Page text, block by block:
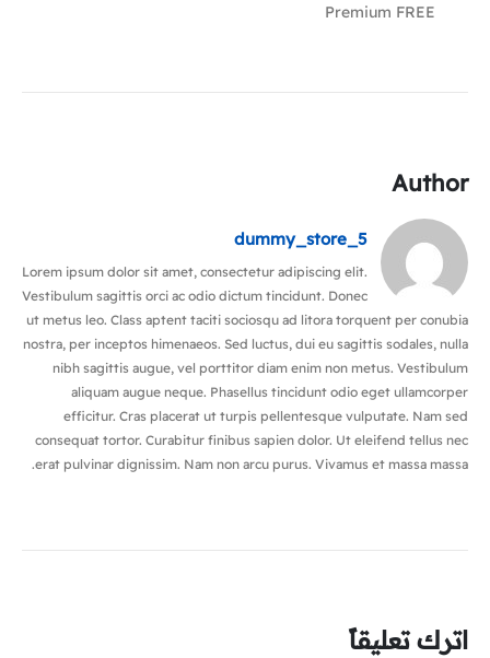
Premium FREE
Author
dummy_store_5
Lorem ipsum dolor sit amet, consectetur adipiscing elit.
Vestibulum sagittis orci ac odio dictum tincidunt. Donec
ut metus leo. Class aptent taciti sociosqu ad litora torquent per conubia
nostra, per inceptos himenaeos. Sed luctus, dui eu sagittis sodales, nulla
nibh sagittis augue, vel porttitor diam enim non metus. Vestibulum
aliquam augue neque. Phasellus tincidunt odio eget ullamcorper
efficitur. Cras placerat ut turpis pellentesque vulputate. Nam sed
consequat tortor. Curabitur finibus sapien dolor. Ut eleifend tellus nec
erat pulvinar dignissim. Nam non arcu purus. Vivamus et massa massa.
اترك تعليقاً